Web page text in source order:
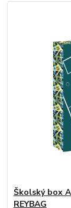
Školský box
REYBAG